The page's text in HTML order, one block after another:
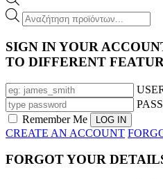
Products
search
SIGN IN YOUR
TO DIFFERENT
Remember Me
CREATE AN ACCOUNT
FORGOT YOUR